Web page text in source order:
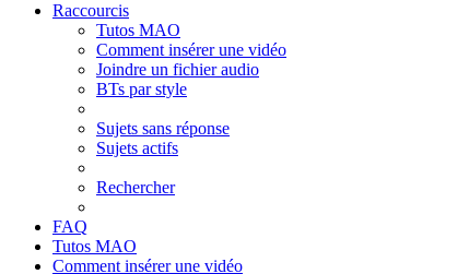
Raccourcis
Tutos MAO
Comment insérer une vidéo
Joindre un fichier audio
BTs par style
Sujets sans réponse
Sujets actifs
Rechercher
FAQ
Tutos MAO
Comment insérer une vidéo